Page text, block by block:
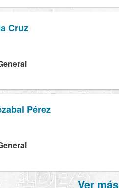
Cruz
Pérez
Ver más